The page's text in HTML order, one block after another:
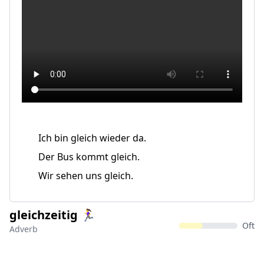
Ich bin gleich wieder da.
Der Bus kommt gleich.
Wir sehen uns gleich.
gleichzeitig 🏃‍♀
Adverb Oft